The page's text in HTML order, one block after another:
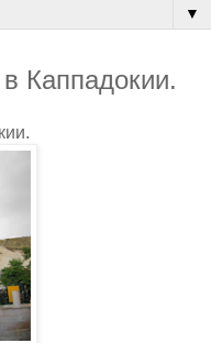
▼
Каппадокии.